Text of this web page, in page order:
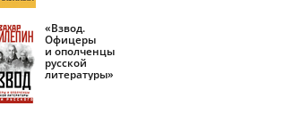
«Взвод.
Офицеры
и ополченцы
русской
литературы»